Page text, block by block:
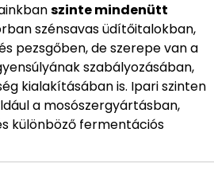
szinte mindenütt
szénsavas üdítőitalokban,
pezsgőben, de szerepe van a
szabályozásában,
kialakításában is. Ipari szinten
a mosószergyártásban,
különböző fermentációs